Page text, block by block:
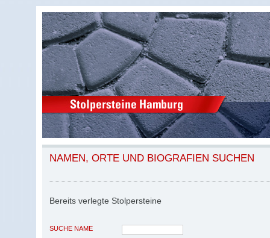
NAMEN, ORTE UND BIOGRAFIEN SUCHEN
Bereits verlegte Stolpersteine
SUCHE NAME